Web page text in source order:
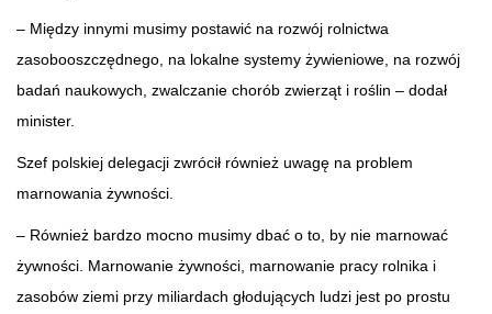
– Między innymi musimy postawić na rozwój rolnictwa
zasobooszczędnego, na lokalne systemy żywieniowe, na rozwój
badań naukowych, zwalczanie chorób zwierząt i roślin – dodał
minister.
Szef polskiej delegacji zwrócił również uwagę na problem
marnowania żywności.
– Również bardzo mocno musimy dbać o to, by nie marnować
żywności. Marnowanie żywności, marnowanie pracy rolnika i
zasobów ziemi przy miliardach głodujących ludzi jest po prostu